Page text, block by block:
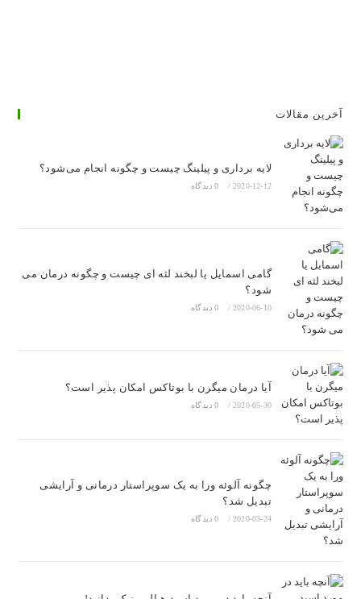
آخرین مقالات
لایه برداری و پیلینگ چیست و چگونه انجام می‌شود؟
2020-12-12
/ 0 دیدگاه
گامی اسمایل یا لبخند لثه ای چیست و چگونه درمان می
شود؟
2020-06-10
/ 0 دیدگاه
آیا درمان میگرن با بوتاکس امکان پذیر است؟
2020-05-30
/ 0 دیدگاه
چگونه آلوئه ورا به یک سوپراستار درمانی و آرایشی
تبدیل شد؟
2020-03-24
/ 0 دیدگاه